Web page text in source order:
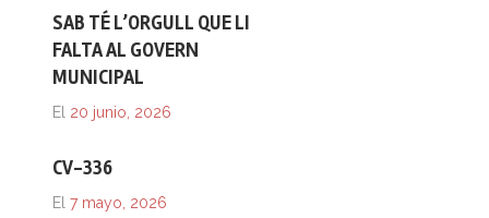
SAB TÉ L’ORGULL QUE LI
FALTA AL GOVERN
MUNICIPAL
El 20 junio, 2026
CV-336
El 7 mayo, 2026